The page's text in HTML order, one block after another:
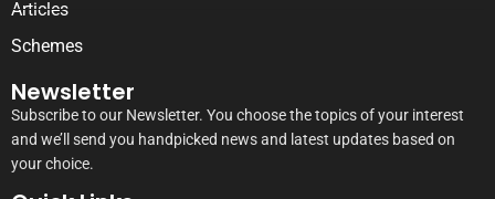
Articles
Schemes
Newsletter
Subscribe to our Newsletter. You choose the topics of your interest
and we’ll send you handpicked news and latest updates based on
your choice.